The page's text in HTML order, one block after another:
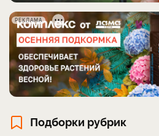
РЕКЛАМА
Подборки рубрик